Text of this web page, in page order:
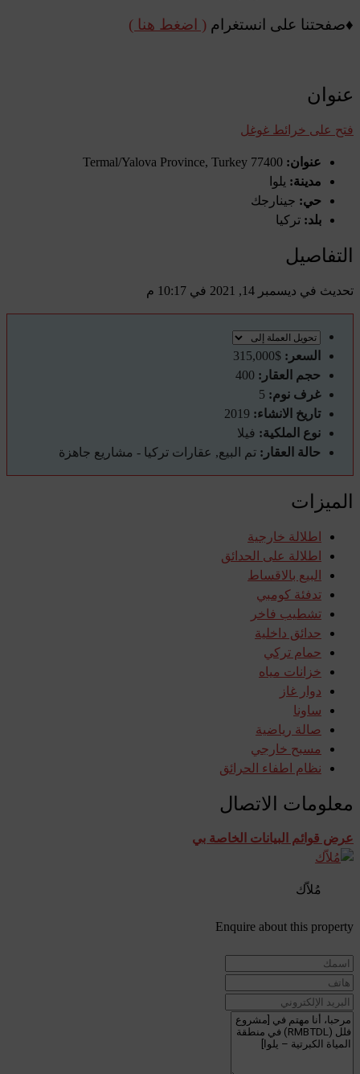
♦️صفحتنا على انستغرام ( اضغط هنا )
عنوان
فتح على خرائط غوغل
عنوان:
مدينة: يلوا
حي: جينارجك
بلد: تركيا
التفاصيل
تحديث في ديسمبر 14, 2021 في 10:17 م
السعر: $315,000
حجم العقار:
غرف نوم:
تاريخ الانشاء:
نوع الملكية: فيلا
حالة العقار: تم البيع, عقارات تركيا - مشاريع جاهزة
الميزات
اطلالة خارجية
اطلالة على الحدائق
البيع بالاقساط
تدفئة كومبي
تشطيب فاخر
حدائق داخلية
حمام تركي
خزانات مياه
دوار غاز
ساونا
صالة رياضية
مسبح خارجي
نظام اطفاء الحرائق
معلومات الاتصال
عرض قوائم البيانات الخاصة بي
مُلاّك
Enquire about this property